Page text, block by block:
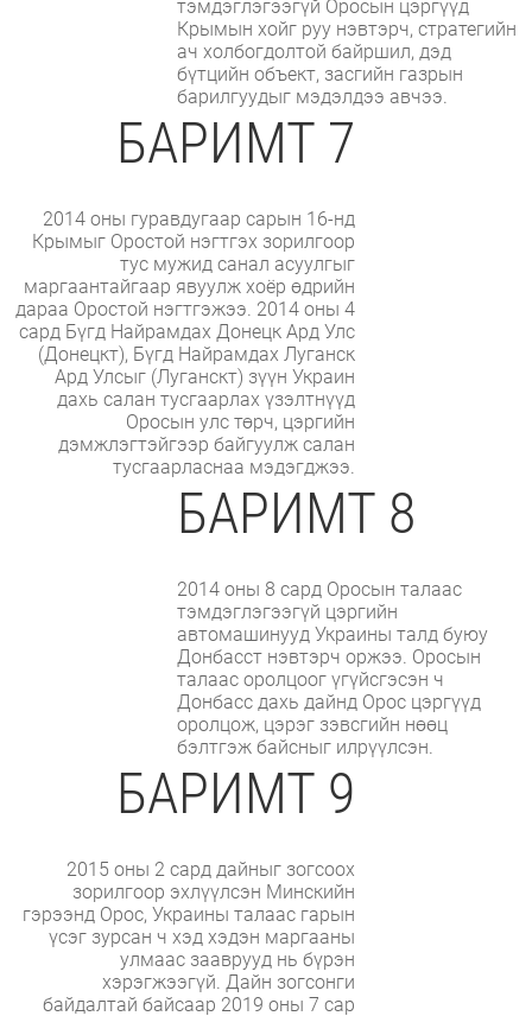
тэмдэглэгээгүй Оросын цэргүүд
Крымын хойг руу нэвтэрч, стратегийн
ач холбогдолтой байршил, дэд
бүтцийн объект, засгийн газрын
барилгуудыг мэдэлдээ авчээ.
БАРИМТ 7
2014 оны гуравдугаар сарын 16-нд
Крымыг Оростой нэгтгэх зорилгоор
тус мужид санал асуулгыг
маргаантайгаар явуулж хоёр өдрийн
дараа Оростой нэгтгэжээ. 2014 оны 4
сард Бүгд Найрамдах Донецк Ард Улс
(Донецкт), Бүгд Найрамдах Луганск
Ард Улсыг (Луганскт) зүүн Украин
дахь салан тусгаарлах үзэлтнүүд
Оросын улс төрч, цэргийн
дэмжлэгтэйгээр байгуулж салан
тусгаарласнаа мэдэгджээ.
БАРИМТ 8
2014 оны 8 сард Оросын талаас
тэмдэглэгээгүй цэргийн
автомашинууд Украины талд буюу
Донбасст нэвтэрч оржээ. Оросын
талаас оролцоог үгүйсгэсэн ч
Донбасс дахь дайнд Орос цэргүүд
оролцож, цэрэг зэвсгийн нөөц
бэлтгэж байсныг илрүүлсэн.
БАРИМТ 9
2015 оны 2 сард дайныг зогсоох
зорилгоор эхлүүлсэн Минскийн
гэрээнд Орос, Украины талаас гарын
үсэг зурсан ч хэд хэдэн маргааны
улмаас зааврууд нь бүрэн
хэрэгжээгүй. Дайн зогсонги
байдалтай байсаар 2019 оны 7 сар